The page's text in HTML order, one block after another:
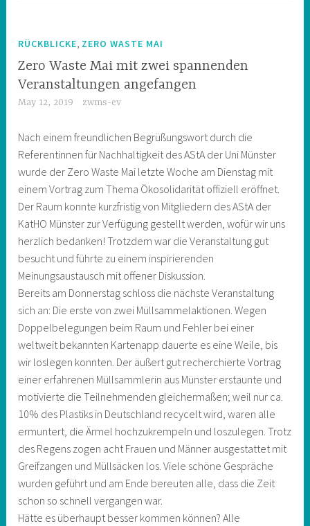
RÜCKBLICKE, ZERO WASTE MAI
Zero Waste Mai mit zwei spannenden
Veranstaltungen angefangen
May 12, 2019 zwms-ev
Nach einem freundlichen Begrüßungswort durch die
Referentinnen für Nachhaltigkeit des AStA der Uni Münster
wurde der Zero Waste Mai letzte Woche am Dienstag mit
einem Vortrag zum Thema Ökosolidarität offiziell eröffnet.
Der Raum konnte kurzfristig von Mitgliedern des AStA der
KatHO Münster zur Verfügung gestellt werden, wofür wir uns
herzlich bedanken! Trotzdem war die Veranstaltung gut
besucht und führte zu einem inspirierenden
Meinungsaustausch mit offener Diskussion.
Bereits am Donnerstag schloss die nächste Veranstaltung
sich an: Die erste von zwei Müllsammelaktionen. Wegen
Doppelbelegungen beim Raum und Fehler bei einer
weltweit bekannten Kartenapp dauerte es eine Weile, bis
wir loslegen konnten. Der äußert gut recherchierte Vortrag
einer erfahrenen Müllsammlerin aus Münster erstaunte und
motivierte die Teilnehmenden gleichermaßen; weil nur ca.
10% des Plastiks in Deutschland recycelt wird, waren alle
ermuntert, die Ärmel hochzukrempeln und loszulegen. Trotz
des Regens zogen acht Frauen und Männer ausgestattet mit
Greifzangen und Müllsäcken los. Viele schöne Gespräche
wurden geführt und am Ende bereuten alle, dass die Zeit
schon so schnell vergangen war.
Hätte es überhaupt besser kommen können? Alle